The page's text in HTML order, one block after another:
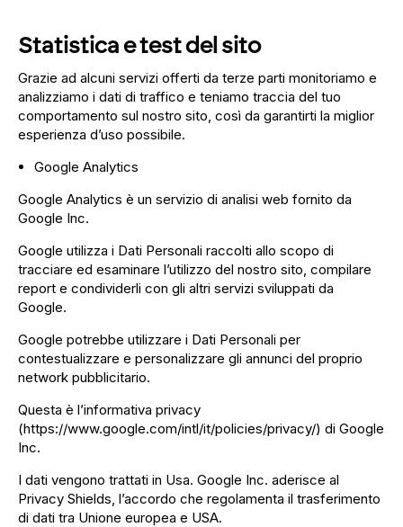
Statistica e test del sito
Grazie ad alcuni servizi offerti da terze parti monitoriamo e
analizziamo i dati di traffico e teniamo traccia del tuo
comportamento sul nostro sito, così da garantirti la miglior
esperienza d’uso possibile.
Google Analytics
Google Analytics è un servizio di analisi web fornito da
Google Inc.
Google utilizza i Dati Personali raccolti allo scopo di
tracciare ed esaminare l’utilizzo del nostro sito, compilare
report e condividerli con gli altri servizi sviluppati da
Google.
Google potrebbe utilizzare i Dati Personali per
contestualizzare e personalizzare gli annunci del proprio
network pubblicitario.
Questa è l’informativa privacy
(https://www.google.com/intl/it/policies/privacy/) di Google
Inc.
I dati vengono trattati in Usa. Google Inc. aderisce al
Privacy Shields, l’accordo che regolamenta il trasferimento
di dati tra Unione europea e USA.